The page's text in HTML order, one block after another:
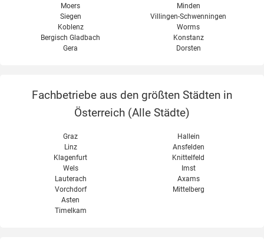
Moers
Siegen
Koblenz
Bergisch Gladbach
Gera
Minden
Villingen-Schwenningen
Worms
Konstanz
Dorsten
Fachbetriebe aus den größten Städten in
Österreich (Alle Städte)
Graz
Linz
Klagenfurt
Wels
Hallein
Ansfelden
Knittelfeld
Imst
Lauterach
Vorchdorf
Asten
Timelkam
Axams
Mittelberg